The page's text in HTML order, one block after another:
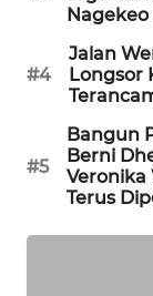
#4
Jalan
Longsor
#5
Bangun
Berni
Veronika
Terus